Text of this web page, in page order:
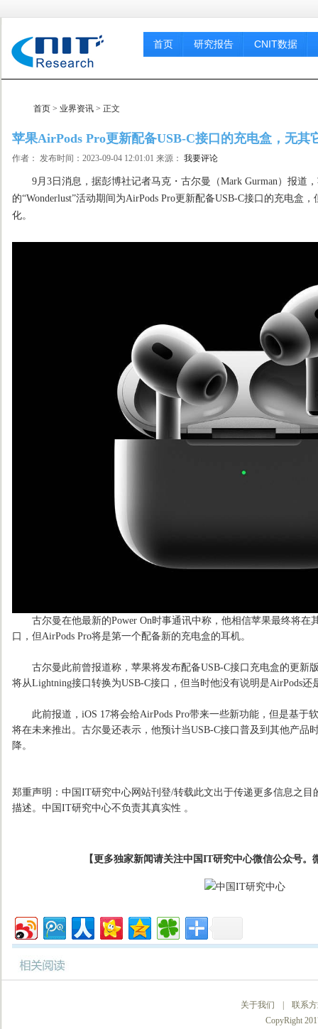
首页 研究报告 CNIT数据
首页 > 业界资讯 > 正文
苹果AirPods Pro更新配备USB-C接口的充电盒，无其
作者： 发布时间：2023-09-04 12:01:01 来源： 我要评论
9月3日消息，据彭博社记者马克・古尔曼（Mark Gurman）报道，
的“Wonderlust”活动期间为AirPods Pro更新配备USB-C接口的充电盒
化。
古尔曼在他最新的Power On时事通讯中称，他相信苹果最终将在
口，但AirPods Pro将是第一个配备新的充电盒的耳机。
古尔曼此前曾报道称，苹果将发布配备USB-C接口充电盒的更新版
将从Lightning接口转换为USB-C接口，但当时他没有说明是AirPods还
此前报道，iOS 17将会给AirPods Pro带来一些新功能，但是基于
将在未来推出。古尔曼还表示，他预计当USB-C接口普及到其他产品
降。
郑重声明：中国IT研究中心网站刊登/转载此文出于传递更多信息之
描述。中国IT研究中心不负责其真实性 。
【更多独家新闻请关注中国IT研究中心微信公众号。
关于我们
联系
CopyRight